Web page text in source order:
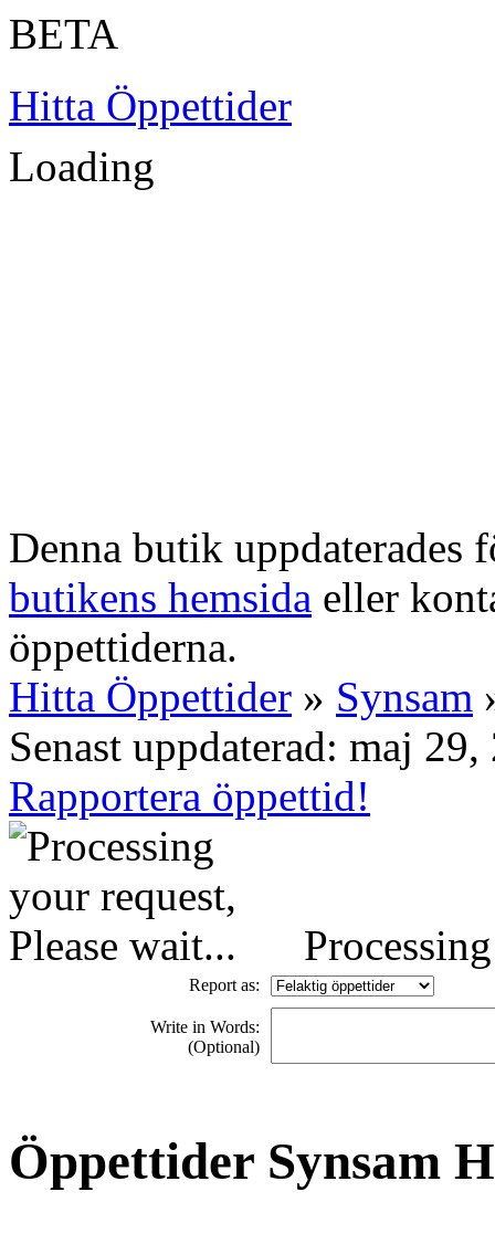
BETA
Hitta Öppettider
Loading
Denna butik uppdaterades
butikens hemsida eller
öppettiderna.
Hitta Öppettider » Synsam
Senast uppdaterad: maj 29,
Rapportera öppettid!
Report as:
Write in Words:
(Optional)
Öppettider Synsam